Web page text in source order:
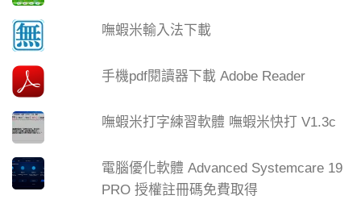
嘸蝦米輸入法下載
手機pdf閱讀器下載 Adobe Reader
嘸蝦米打字練習軟體 嘸蝦米快打 V1.3c
電腦優化軟體 Advanced Systemcare 19
PRO 授權註冊碼免費取得